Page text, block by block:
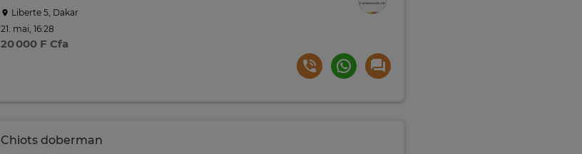
Liberte 5, Dakar
21. mai, 16:28
20 000 F Cfa
Chiots doberman